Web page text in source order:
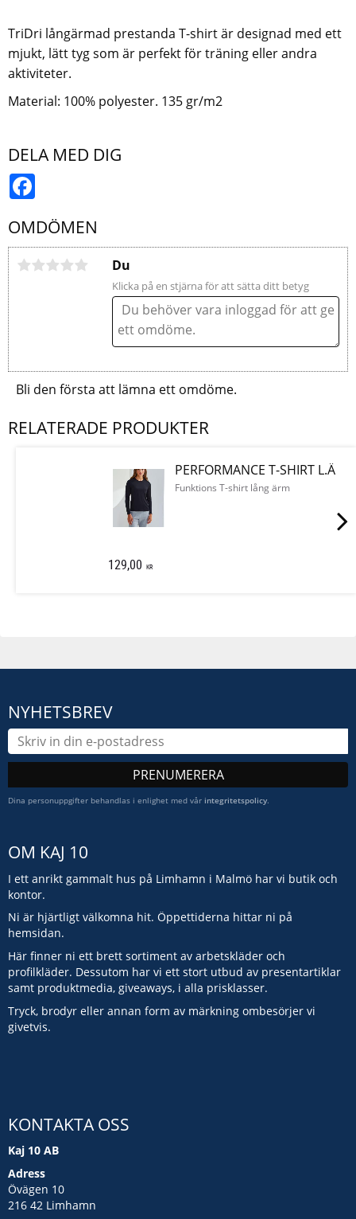
TriDri långärmad prestanda T-shirt är designad med ett
mjukt, lätt tyg som är perfekt för träning eller andra
aktiviteter.
Material: 100% polyester. 135 gr/m2
DELA MED DIG
OMDÖMEN
Du
Klicka på en stjärna för att sätta ditt betyg
Bli den första att lämna ett omdöme.
RELATERADE PRODUKTER
PERFORMANCE T-SHIRT L.Ä
Funktions T-shirt lång ärm
129,00 KR
NYHETSBREV
PRENUMERERA
Dina personuppgifter behandlas i enlighet med vår integritetspolicy.
OM KAJ 10
I ett anrikt gammalt hus på Limhamn i Malmö har vi butik och
kontor.
Ni är hjärtligt välkomna hit. Öppettiderna hittar ni på
hemsidan.
Här finner ni ett brett sortiment av arbetskläder och
profilkläder. Dessutom har vi ett stort utbud av presentartiklar
samt produktmedia, giveaways, i alla prisklasser.
Tryck, brodyr eller annan form av märkning ombesörjer vi
givetvis.
KONTAKTA OSS
Kaj 10 AB
Adress
Övägen 10
216 42 Limhamn